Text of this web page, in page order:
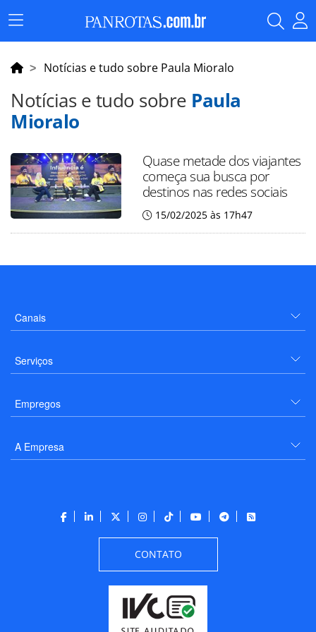
Menu
Principal
Notícias e tudo sobre Paula Mioralo
Notícias e tudo sobre Paula
Mioralo
Quase metade dos viajantes
começa sua busca por
destinos nas redes sociais
15/02/2025 às 17h47
Canais
Serviços
Empregos
A Empresa
CONTATO